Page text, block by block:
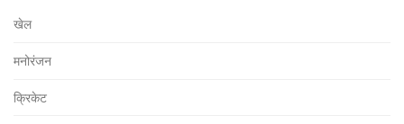
खेल
मनोरंजन
क्रिकेट